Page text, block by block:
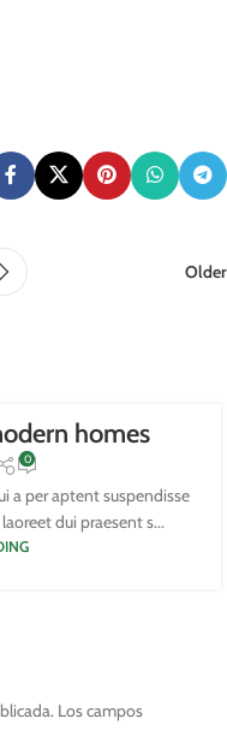
Older
homes
0
a per aptent suspendisse
dui praesent s...
Los campos